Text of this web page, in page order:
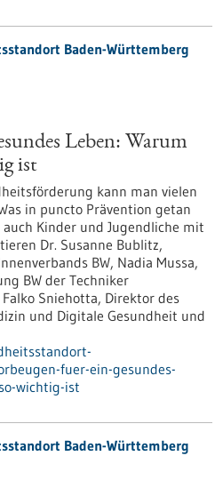
Baden-Württemberg
Leben: Warum
ist
kann man vielen
in puncto Prävention getan
Kinder und Jugendliche mit
Dr. Susanne Bublitz,
BW, Nadia Mussa,
BW der Techniker
Sniehotta, Direktor des
und Digitale Gesundheit und
fuer-ein-gesundes-
wichtig-ist
Baden-Württemberg